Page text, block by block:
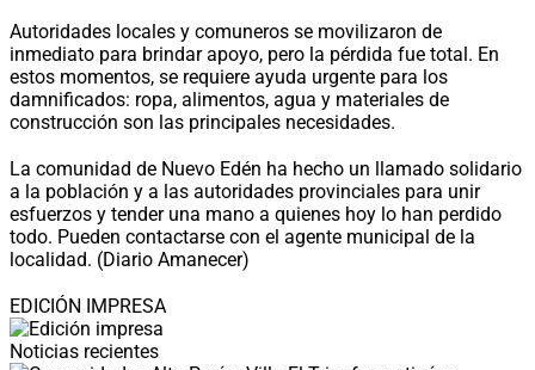
Autoridades locales y comuneros se movilizaron de
inmediato para brindar apoyo, pero la pérdida fue total. En
estos momentos, se requiere ayuda urgente para los
damnificados: ropa, alimentos, agua y materiales de
construcción son las principales necesidades.
La comunidad de Nuevo Edén ha hecho un llamado solidario
a la población y a las autoridades provinciales para unir
esfuerzos y tender una mano a quienes hoy lo han perdido
todo. Pueden contactarse con el agente municipal de la
localidad. (Diario Amanecer)
EDICIÓN IMPRESA
Noticias recientes